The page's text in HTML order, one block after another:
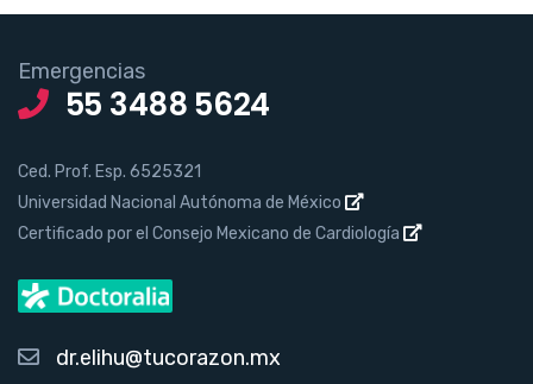
Emergencias
55 3488 5624
Ced. Prof. Esp. 6525321
Universidad Nacional Autónoma de México
Certificado por el Consejo Mexicano de Cardiología
dr.elihu@tucorazon.mx